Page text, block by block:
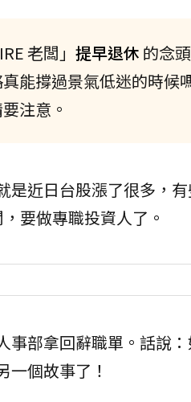
老闆」 提早退休 的念
能撐過景氣低迷的時候
注意。
是近日台股漲了很多，
要做專職投資人了。
事部拿回辭職單。話說
個故事了！